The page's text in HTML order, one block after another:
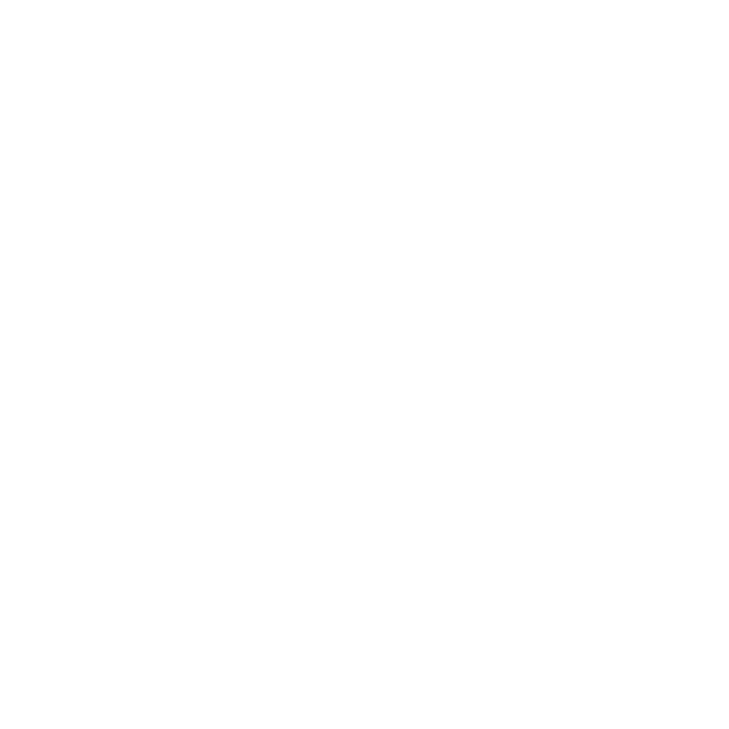
WC)
TV a fürdőszobában
szoba
elválasztva
privát medence
privát medence
a tengerhez legközelebb fekszenek, közvetlenül a tengerparton, 2 fürdőszoba, saját medence, terasz napizóágyakkal
és törölközők ingyenesen)